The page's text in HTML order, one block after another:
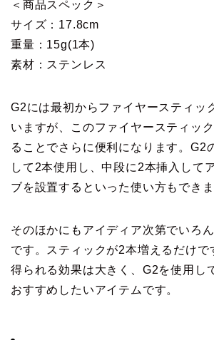
＜商品スペック＞
サイズ：17.8cm
重量：15g(1本)
素材：ステンレス
G2には最初からファイヤースティッ
いますが、このファイヤースティッ
ることでさらに便利になります。G2
して2本使用し、中段に2本挿入して
ブを設置するといった使い方もできま
そのほかにもアイディア次第でいろ
です。スティックが2本増えるだけで
得られる効果は大きく、G2を使用し
おすすめしたいアイテムです。